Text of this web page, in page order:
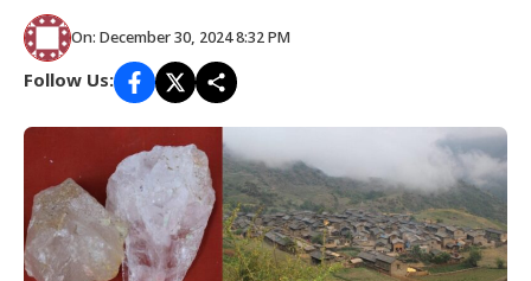
On: December 30, 2024 8:32 PM
Follow Us: